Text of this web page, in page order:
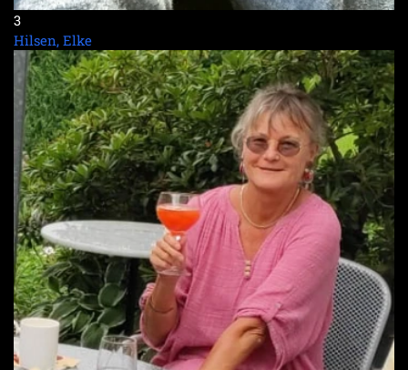
3
Hilsen, Elke